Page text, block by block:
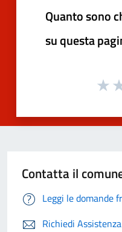
Quanto sono
su questa
Contatta il
Leggi le domande
Richiedi Assistenza